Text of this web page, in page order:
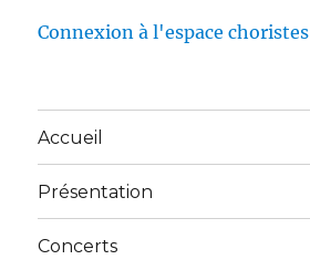
Connexion à l'espace choristes
Accueil
Présentation
Concerts